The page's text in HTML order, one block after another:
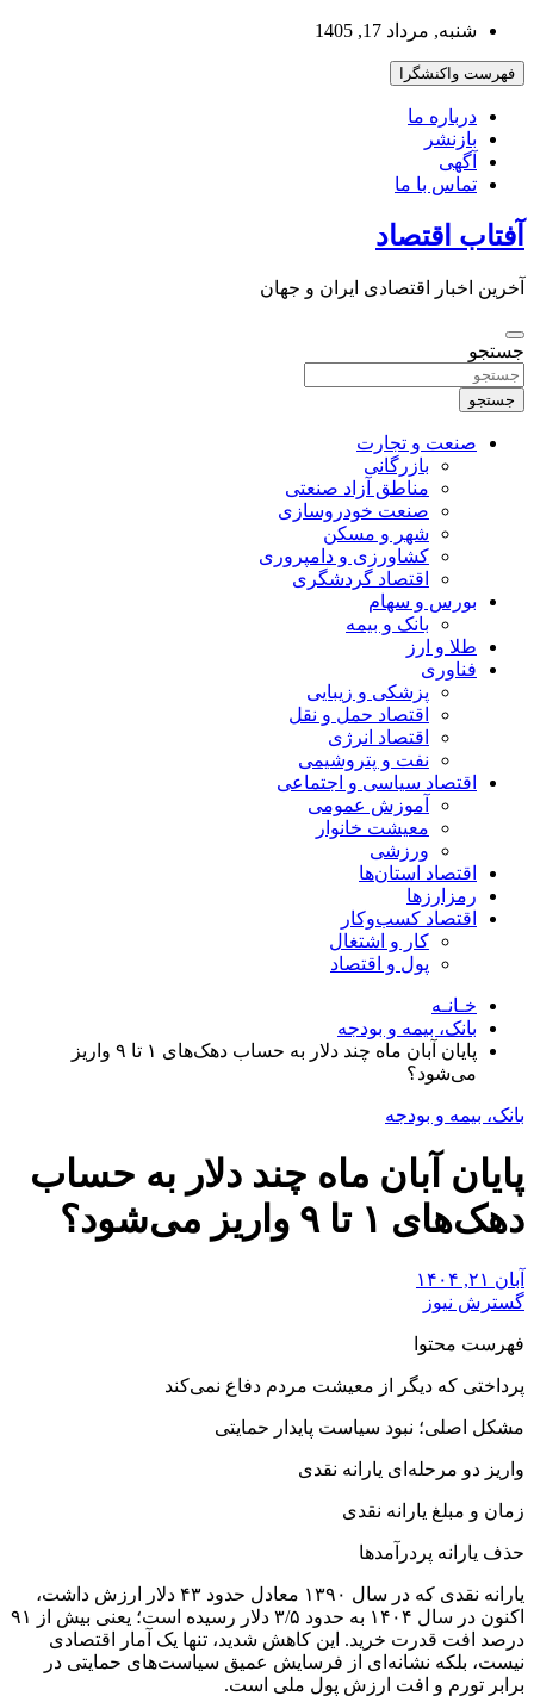
بروید
شنبه, مرداد 17, 1405
فهرست واکنشگرا
درباره ما
بازنشر
آگهی
تماس با ما
آفتاب اقتصاد
آخرین اخبار اقتصادی ایران و جهان
جستجو
جستجو
صنعت و تجارت
بازرگانی
مناطق آزاد صنعتی
صنعت خودروسازی
شهر و مسکن
کشاورزی و دامپروری
اقتصاد گردشگری
بورس و سهام
بانک و بیمه
طلا و ارز
فناوری
پزشکی و زیبایی
اقتصاد حمل و نقل
اقتصاد انرژی
نفت و پتروشیمی
اقتصاد سیاسی و اجتماعی
آموزش عمومی
معیشت خانوار
ورزشی
اقتصاد استان‌ها
رمزارزها
اقتصاد کسب‌و‌کار
کار و اشتغال
پول و اقتصاد
خـانـه
بانک، بیمه و بودجه
پایان آبان ماه چند دلار به حساب دهک‌های ۱ تا ۹ واریز
می‌شود؟
بانک، بیمه و بودجه
پایان آبان ماه چند دلار به حساب
دهک‌های ۱ تا ۹ واریز می‌شود؟
آبان ۲۱, ۱۴۰۴
گسترش نیوز
فهرست محتوا
پرداختی که دیگر از معیشت مردم دفاع نمی‌کند
مشکل اصلی؛ نبود سیاست پایدار حمایتی
واریز دو مرحله‌ای یارانه نقدی
زمان و مبلغ یارانه نقدی
حذف یارانه پردرآمدها
یارانه نقدی که در سال ۱۳۹۰ معادل حدود ۴۳ دلار ارزش داشت،
اکنون در سال ۱۴۰۴ به حدود ۳/۵ دلار رسیده است؛ یعنی بیش از ۹۱
درصد افت قدرت خرید. این کاهش شدید، تنها یک آمار اقتصادی
نیست، بلکه نشانه‌ای از فرسایش عمیق سیاست‌های حمایتی در
برابر تورم و افت ارزش پول ملی است.